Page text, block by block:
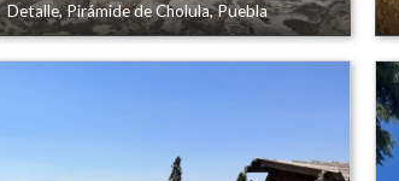
Detalle, Pirámide de Cholula, Puebla